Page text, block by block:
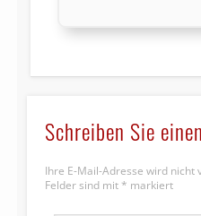
Schreiben Sie
Ihre E-Mail-Adresse wird nicht
Felder sind mit * markiert